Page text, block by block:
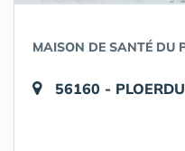
MAISON DE SANTÉ DU
56160 -